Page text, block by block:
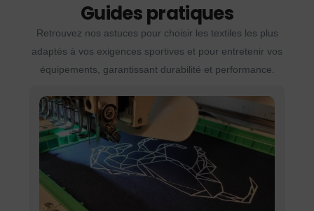
Guides pratiques
Retrouvez nos astuces pour choisir les textiles les plus
adaptés à vos exigences sportives et pour entretenir vos
équipements, garantissant durabilité et performance.